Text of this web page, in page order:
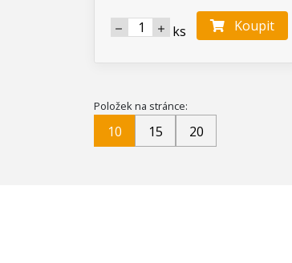
ks Koupit
Položek na stránce:
10 15 20